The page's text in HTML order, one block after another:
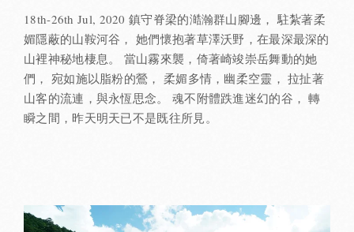
18th-26th Jul, 2020 鎮守脊梁的澔瀚群山腳邊， 駐紮著柔
媚隱蔽的山鞍河谷， 她們懷抱著草澤沃野，在最深最深的
山裡神秘地棲息。 當山霧來襲，倚著崎竣崇岳舞動的她
們， 宛如施以脂粉的鶯， 柔媚多情，幽柔空靈， 拉扯著
山客的流連，與永恆思念。 魂不附體跌進迷幻的谷， 轉
瞬之間，昨天明天已不是既往所見。